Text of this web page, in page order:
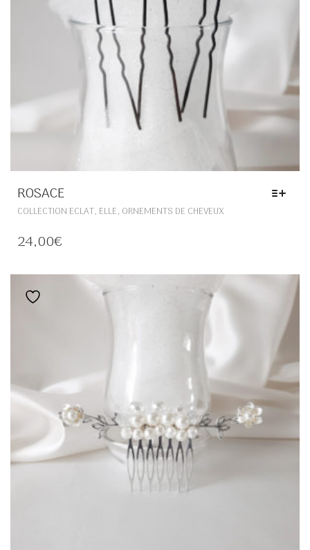
ROSACE
COLLECTION ECLAT, ELLE, ORNEMENTS DE CHEVEUX
LES
OPTIONS
PEUVENT
LA
DU
PRODUIT
24,00€
Ajouter à la liste de souhaits